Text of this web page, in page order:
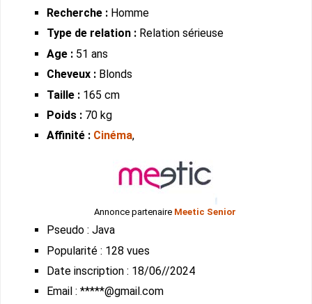
Recherche : Homme
Type de relation : Relation sérieuse
Age : 51 ans
Cheveux : Blonds
Taille : 165 cm
Poids : 70 kg
Affinité : Cinéma,
Annonce partenaire Meetic Senior
Pseudo : Java
Popularité : 128 vues
Date inscription : 18/06//2024
Email : *****@gmail.com